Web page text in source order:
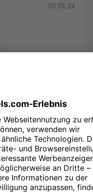
02.01.24
02.01.24